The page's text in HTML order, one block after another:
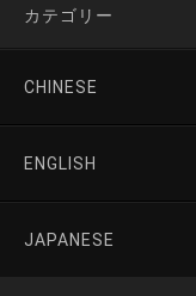
カテゴリー
CHINESE
ENGLISH
JAPANESE